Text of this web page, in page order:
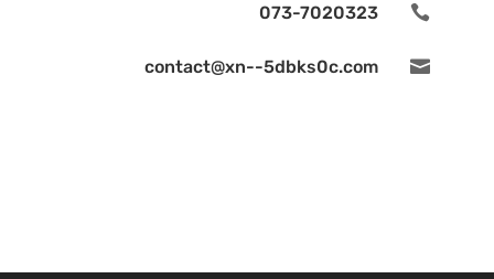

073-7020323

contact@xn--5dbks0c.com